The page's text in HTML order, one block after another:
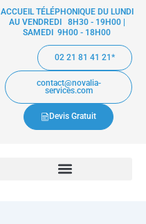
ACCUEIL TÉLÉPHONIQUE DU LUNDI
AU VENDREDI 8H30 - 19H00 |
SAMEDI 9H00 - 18H00
02 21 81 41 21*
contact@novalia-
services.com
Devis Gratuit